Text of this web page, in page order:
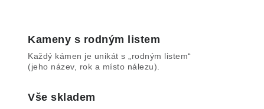
Kameny s rodným listem
Každý kámen je unikát s „rodným listem“
(jeho název, rok a místo nálezu).
Vše skladem